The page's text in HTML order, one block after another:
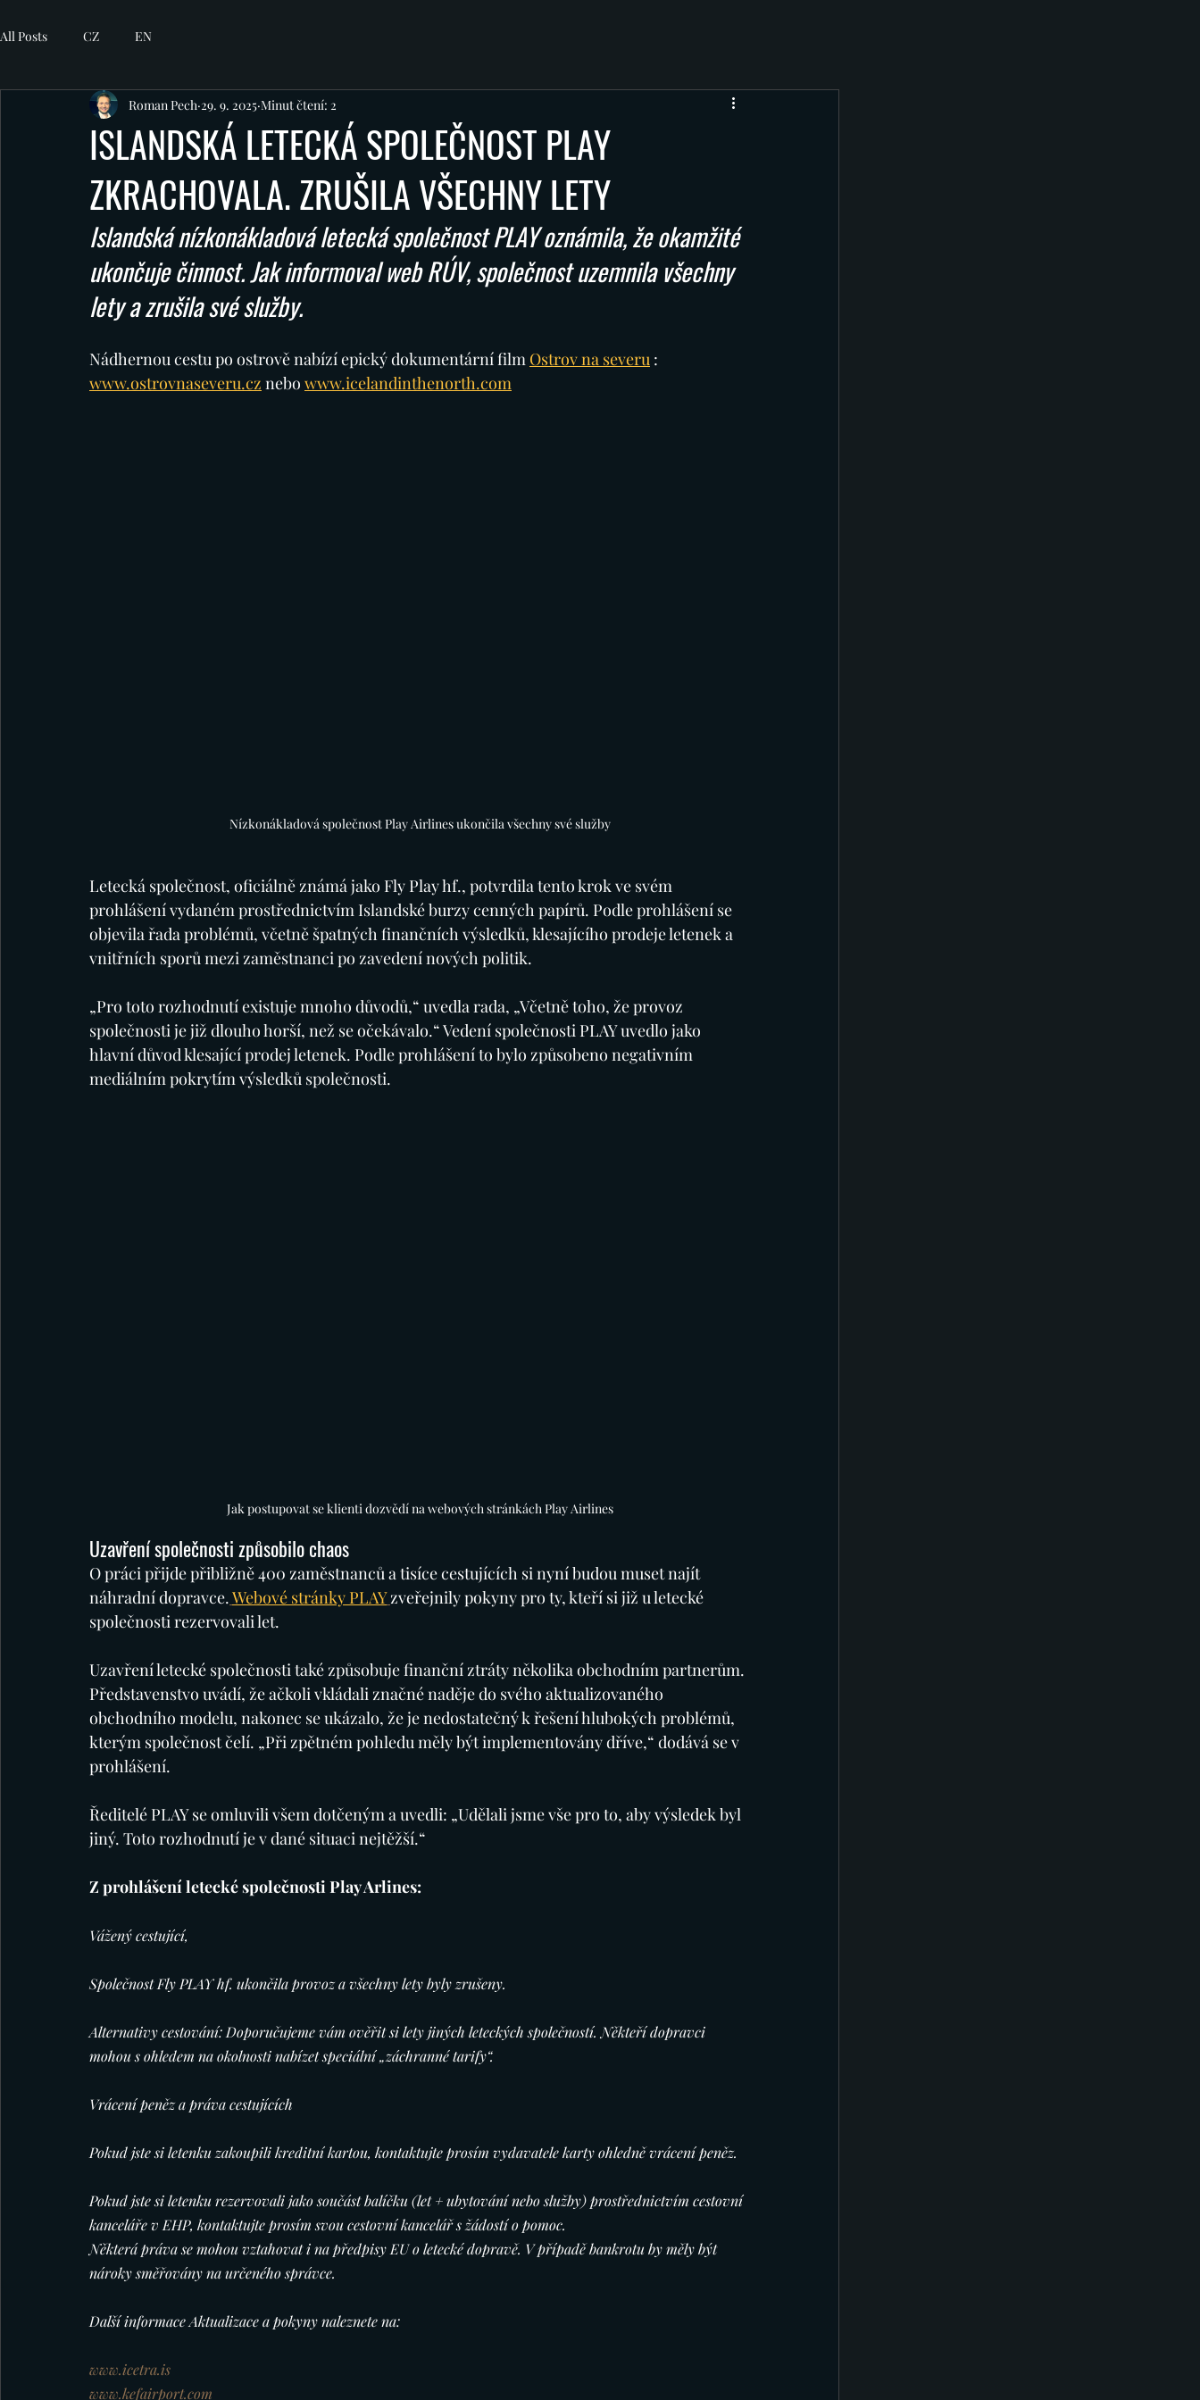
All Posts CZ EN
ISLANDSKÁ LETECKÁ SPOLEČNOST PLAY
ZKRACHOVALA. ZRUŠILA VŠECHNY LETY
Roman Pech 29. 9. 2025 Minut čtení: 2
Islandská nízkonákladová letecká společnost PLAY oznámila, že okamžité
ukončuje činnost. Jak informoval web RÚV, společnost uzemnila všechny
lety a zrušila své služby.
Nádhernou cestu po ostrově nabízí epický dokumentární film Ostrov na severu :
www.ostrovnaseveru.cz nebo www.icelandinthenorth.com
Nízkonákladová společnost Play Airlines ukončila všechny své služby
Letecká společnost, oficiálně známá jako Fly Play hf., potvrdila tento krok ve svém
prohlášení vydaném prostřednictvím Islandské burzy cenných papírů. Podle prohlášení se
objevila řada problémů, včetně špatných finančních výsledků, klesajícího prodeje letenek a
vnitřních sporů mezi zaměstnanci po zavedení nových politik.
„Pro toto rozhodnutí existuje mnoho důvodů,“ uvedla rada, „Včetně toho, že provoz
společnosti je již dlouho horší, než se očekávalo.“ Vedení společnosti PLAY uvedlo jako
hlavní důvod klesající prodej letenek. Podle prohlášení to bylo způsobeno negativním
mediálním pokrytím výsledků společnosti.
Jak postupovat se klienti dozvědí na webových stránkách Play Airlines
Uzavření společnosti způsobilo chaos
O práci přijde přibližně 400 zaměstnanců a tisíce cestujících si nyní budou muset najít
náhradní dopravce.Webové stránky PLAY zveřejnily pokyny pro ty, kteří si již u letecké
společnosti rezervovali let.
Uzavření letecké společnosti také způsobuje finanční ztráty několika obchodním partnerům.
Představenstvo uvádí, že ačkoli vkládali značné naděje do svého aktualizovaného
obchodního modelu, nakonec se ukázalo, že je nedostatečný k řešení hlubokých problémů,
kterým společnost čelí. „Při zpětném pohledu měly být implementovány dříve,“ dodává se v
prohlášení.
Ředitelé PLAY se omluvili všem dotčeným a uvedli: „Udělali jsme vše pro to, aby výsledek byl
jiný. Toto rozhodnutí je v dané situaci nejtěžší.“
Z prohlášení letecké společnosti Play Arlines:
Vážený cestující,
Společnost Fly PLAY hf. ukončila provoz a všechny lety byly zrušeny.
Alternativy cestování: Doporučujeme vám ověřit si lety jiných leteckých společností. Někteří dopravci
mohou s ohledem na okolnosti nabízet speciální „záchranné tarify“.
Vrácení peněz a práva cestujících
Pokud jste si letenku zakoupili kreditní kartou, kontaktujte prosím vydavatele karty ohledně vrácení peněz.
Pokud jste si letenku rezervovali jako součást balíčku (let + ubytování nebo služby) prostřednictvím cestovní
kanceláře v EHP, kontaktujte prosím svou cestovní kancelář s žádostí o pomoc.
Některá práva se mohou vztahovat i na předpisy EU o letecké dopravě. V případě bankrotu by měly být
nároky směřovány na určeného správce.
Další informace Aktualizace a pokyny naleznete na:
www.icetra.is
www.kefairport.com